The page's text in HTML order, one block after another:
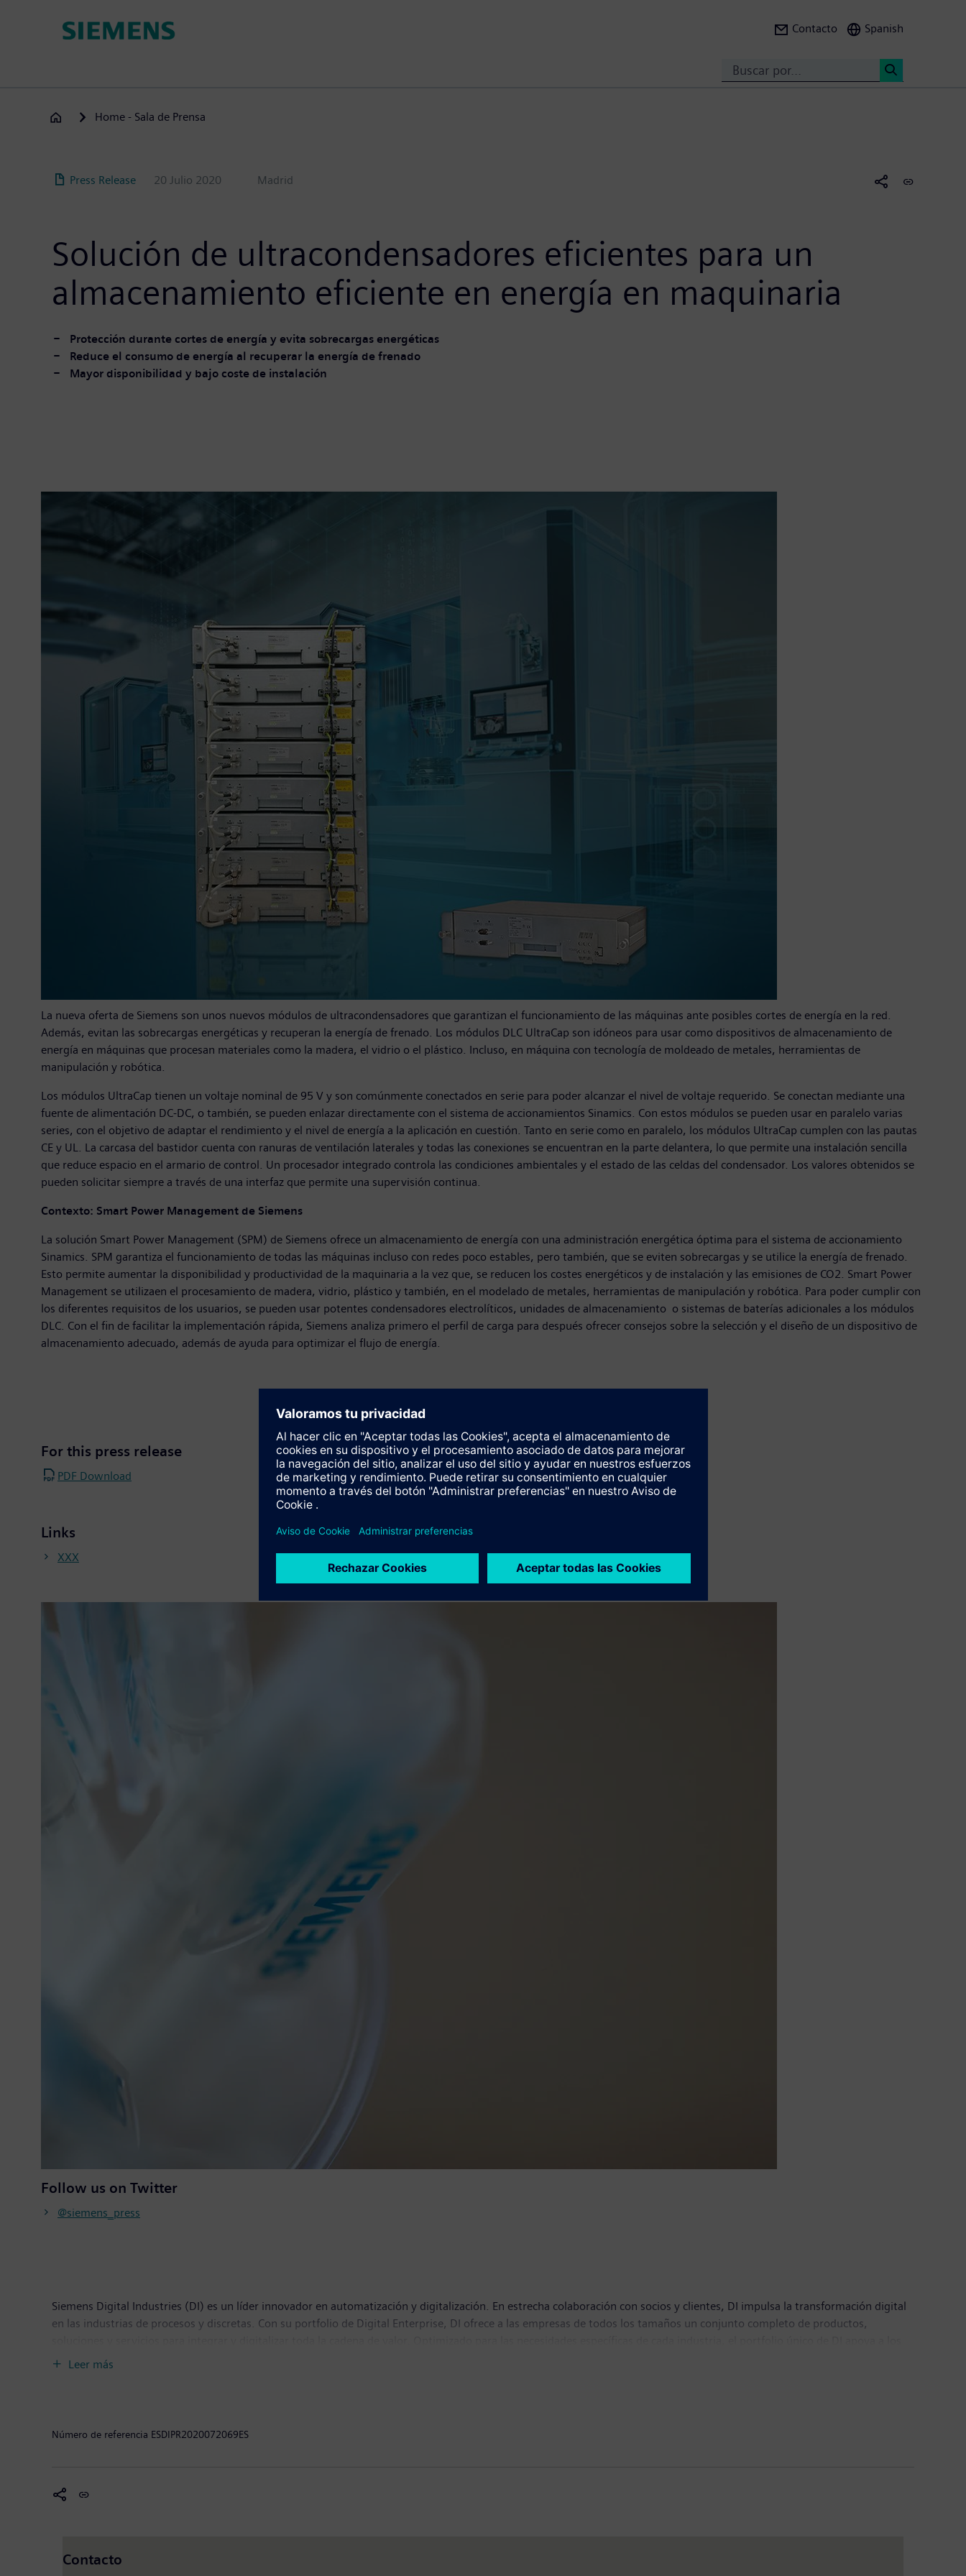
Contacto Spanish
Home - Sala de Prensa
Press Release 20 Julio 2020 Madrid
Solución de ultracondensadores eficientes para un
almacenamiento eficiente en energía en maquinaria
Protección durante cortes de energía y evita sobrecargas energéticas
Reduce el consumo de energía al recuperar la energía de frenado
Mayor disponibilidad y bajo coste de instalación
La nueva oferta de Siemens son unos nuevos módulos de ultracondensadores que garantizan el funcionamiento de las máquinas ante posibles cortes de energía en la red.
Además, evitan las sobrecargas energéticas y recuperan la energía de frenado. Los módulos DLC UltraCap son idóneos para usar como dispositivos de almacenamiento de
energía en máquinas que procesan materiales como la madera, el vidrio o el plástico. Incluso, en máquina con tecnología de moldeado de metales, herramientas de
manipulación y robótica.
Los módulos UltraCap tienen un voltaje nominal de 95 V y son comúnmente conectados en serie para poder alcanzar el nivel de voltaje requerido. Se conectan mediante una
fuente de alimentación DC-DC, o también, se pueden enlazar directamente con el sistema de accionamientos Sinamics. Con estos módulos se pueden usar en paralelo varias
series, con el objetivo de adaptar el rendimiento y el nivel de energía a la aplicación en cuestión. Tanto en serie como en paralelo, los módulos UltraCap cumplen con las pautas
CE y UL. La carcasa del bastidor cuenta con ranuras de ventilación laterales y todas las conexiones se encuentran en la parte delantera, lo que permite una instalación sencilla
que reduce espacio en el armario de control. Un procesador integrado controla las condiciones ambientales y el estado de las celdas del condensador. Los valores obtenidos se
pueden solicitar siempre a través de una interfaz que permite una supervisión continua.
Contexto: Smart Power Management de Siemens
La solución Smart Power Management (SPM) de Siemens ofrece un almacenamiento de energía con una administración energética óptima para el sistema de accionamiento
Sinamics. SPM garantiza el funcionamiento de todas las máquinas incluso con redes poco estables, pero también, que se eviten sobrecargas y se utilice la energía de frenado.
Esto permite aumentar la disponibilidad y productividad de la maquinaria a la vez que, se reducen los costes energéticos y de instalación y las emisiones de CO2. Smart Power
Management se utilizaen el procesamiento de madera, vidrio, plástico y también, en el modelado de metales, herramientas de manipulación y robótica. Para poder cumplir con
los diferentes requisitos de los usuarios, se pueden usar potentes condensadores electrolíticos, unidades de almacenamiento o sistemas de baterías adicionales a los módulos
DLC. Con el fin de facilitar la implementación rápida, Siemens analiza primero el perfil de carga para después ofrecer consejos sobre la selección y el diseño de un dispositivo de
almacenamiento adecuado, además de ayuda para optimizar el flujo de energía.
For this press release
PDF Download
Links
XXX
Follow us on Twitter
@siemens_press
Siemens Digital Industries (DI) es un líder innovador en automatización y digitalización. En estrecha colaboración con socios y clientes, DI impulsa la transformación digital
en las industrias de procesos y discretas. Con su portfolio de Digital Enterprise, DI ofrece a las empresas de todos los tamaños un conjunto completo de productos,
clientes para lograr una mayor productividad y flexibilidad. DI añade constantemente innovaciones a su portfolio para integrar las tecnologías de vanguardia del futuro.
Leer más
Número de referencia ESDIPR2020072069ES
Contacto